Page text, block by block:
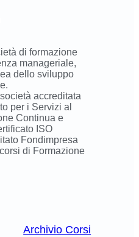
di formazione
manageriale,
dello sviluppo
accreditata
per i Servizi al
Continua e
ISO
Fondimpresa
di Formazione
Archivio Corsi